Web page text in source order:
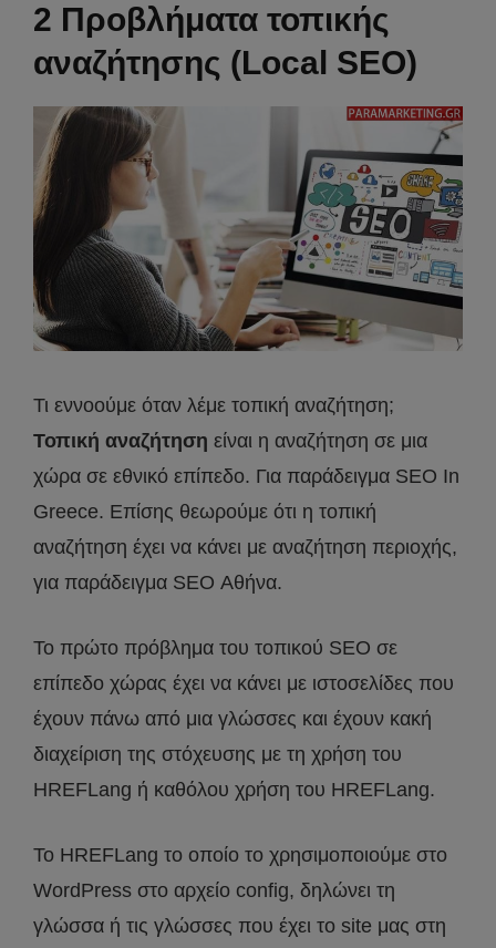
2 Προβλήματα τοπικής
αναζήτησης (Local SEO)
Τι εννοούμε όταν λέμε τοπική αναζήτηση;
Τοπική αναζήτηση είναι η αναζήτηση σε μια
χώρα σε εθνικό επίπεδο. Για παράδειγμα SEO In
Greece. Επίσης θεωρούμε ότι η τοπική
αναζήτηση έχει να κάνει με αναζήτηση περιοχής,
για παράδειγμα SEO Αθήνα.
Το πρώτο πρόβλημα του τοπικού SEO σε
επίπεδο χώρας έχει να κάνει με ιστοσελίδες που
έχουν πάνω από μια γλώσσες και έχουν κακή
διαχείριση της στόχευσης με τη χρήση του
HREFLang ή καθόλου χρήση του HREFLang.
To HREFLang το οποίο το χρησιμοποιούμε στο
WordPress στο αρχείο config, δηλώνει τη
γλώσσα ή τις γλώσσες που έχει το site μας στη